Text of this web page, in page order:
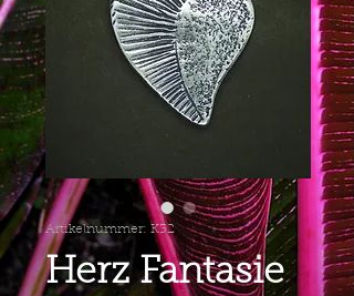
Artikelnummer: K32
Herz Fantasie